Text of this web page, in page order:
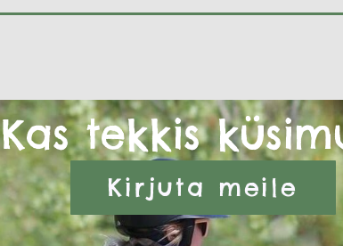
Kas tekkis
Kirjuta meile